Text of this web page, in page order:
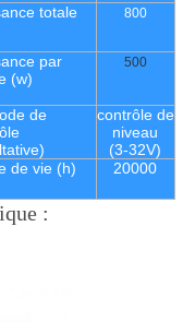
totale
800
par
(w)
500
de
contrôle de
niveau
(3-32V)
de vie (h) 20000
: